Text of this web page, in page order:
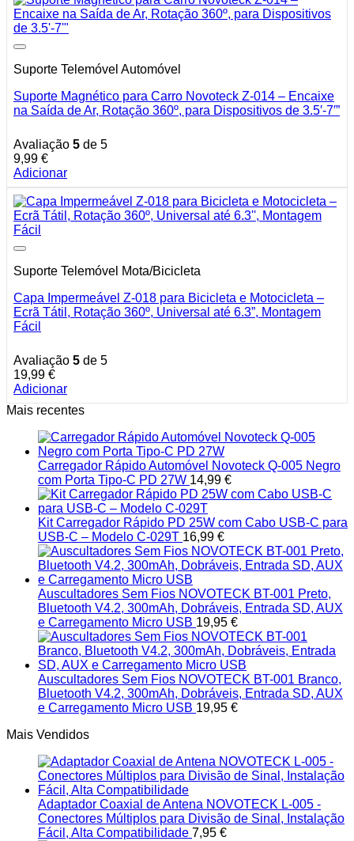
Suporte Telemóvel Automóvel
Suporte Magnético para Carro Novoteck Z-014 – Encaixe
na Saída de Ar, Rotação 360º, para Dispositivos de 3.5′-7′”
Avaliação 5 de 5
9,99 €
Adicionar
Suporte Telemóvel Mota/Bicicleta
Capa Impermeável Z-018 para Bicicleta e Motocicleta –
Ecrã Tátil, Rotação 360º, Universal até 6.3”, Montagem
Fácil
Avaliação 5 de 5
19,99 €
Adicionar
Mais recentes
Carregador Rápido Automóvel Novoteck Q-005 Negro
com Porta Tipo-C PD 27W 14,99 €
Kit Carregador Rápido PD 25W com Cabo USB-C para
USB-C – Modelo C-029T 16,99 €
Auscultadores Sem Fios NOVOTECK BT-001 Preto,
Bluetooth V4.2, 300mAh, Dobráveis, Entrada SD, AUX
e Carregamento Micro USB 19,95 €
Auscultadores Sem Fios NOVOTECK BT-001 Branco,
Bluetooth V4.2, 300mAh, Dobráveis, Entrada SD, AUX
e Carregamento Micro USB 19,95 €
Mais Vendidos
Adaptador Coaxial de Antena NOVOTECK L-005 -
Conectores Múltiplos para Divisão de Sinal, Instalação
Fácil, Alta Compatibilidade 7,95 €